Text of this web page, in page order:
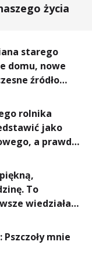
życia
starego
domu, nowe
źródło
lepszy
czystsze
rolnika
jako
a prawda
To
wiedziałam,
mnie